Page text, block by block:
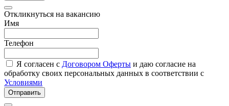
Откликнуться на вакансию
Имя
Телефон
Я согласен с Договором Оферты и даю согласие на
обработку своих персональных данных в соответствии с
Условиями
Отправить